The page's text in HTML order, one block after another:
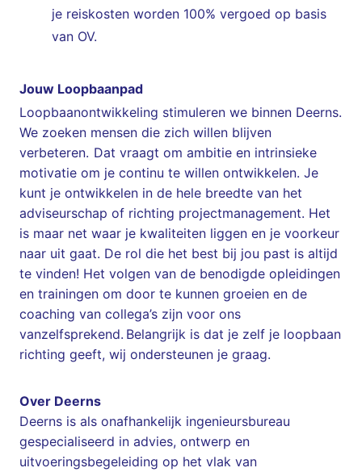
je reiskosten worden 100% vergoed op basis
van OV.
Jouw Loopbaanpad
Loopbaanontwikkeling stimuleren we binnen Deerns.
We zoeken mensen die zich willen blijven
verbeteren. Dat vraagt om ambitie en intrinsieke
motivatie om je continu te willen ontwikkelen. Je
kunt je ontwikkelen in de hele breedte van het
adviseurschap of richting projectmanagement. Het
is maar net waar je kwaliteiten liggen en je voorkeur
naar uit gaat. De rol die het best bij jou past is altijd
te vinden! Het volgen van de benodigde opleidingen
en trainingen om door te kunnen groeien en de
coaching van collega’s zijn voor ons
vanzelfsprekend. Belangrijk is dat je zelf je loopbaan
richting geeft, wij ondersteunen je graag.
Over Deerns
Deerns is als onafhankelijk ingenieursbureau
gespecialiseerd in advies, ontwerp en
uitvoeringsbegeleiding op het vlak van